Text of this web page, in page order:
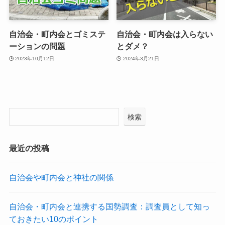
自治会・町内会とゴミステ
ーションの問題
2023年10月12日
自治会・町内会は入らない
とダメ？
2024年3月21日
検索
最近の投稿
自治会や町内会と神社の関係
自治会・町内会と連携する国勢調査：調査員として知っ
ておきたい10のポイント